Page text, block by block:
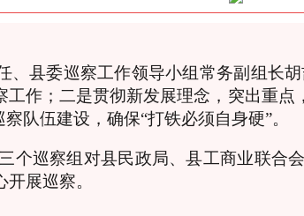
、县委巡察工作领导小组常务副组长
作；二是贯彻新发展理念，突出重
队伍建设，确保“打铁必须自身硬”。
个巡察组对县民政局、县工商业联
展巡察。